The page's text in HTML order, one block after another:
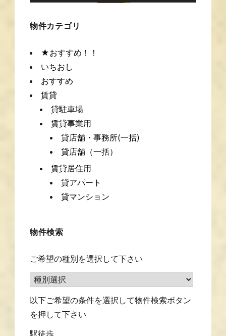
ヤ
ー
物件カテゴリ
★おすすめ！！
いちおし
おすすめ
賃貸
貸駐車場
賃貸事業用
貸店舗・事務所(一括)
貸店舗（一括）
賃貸居住用
貸アパート
貸マンション
物件検索
ご希望の種別を選択して下さい
以下ご希望の条件を選択して物件検索ボタン
を押して下さい
駅徒歩